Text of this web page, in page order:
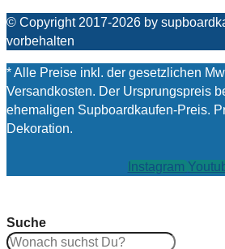
© Copyright 2017-2026 by
vorbehalten
* Alle Preise inkl. der gesetzlichen
Versandkosten. Der Ursprungspreis
ehemaligen Supboardkaufen-Preis.
Dekoration.
Instagram
Suche